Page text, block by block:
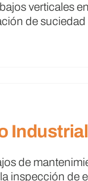
verticales
de
de
inspección de